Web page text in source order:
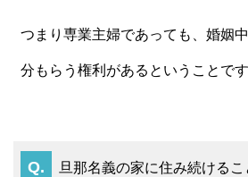
つまり専業主婦であっても、婚姻
分もらう権利があるということです
旦那名義の家に住み続ける